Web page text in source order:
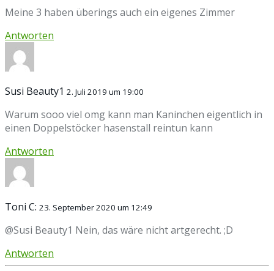
Meine 3 haben überings auch ein eigenes Zimmer
Antworten
Susi Beauty1 2. Juli 2019 um 19:00
Warum sooo viel omg kann man Kaninchen eigentlich in
einen Doppelstöcker hasenstall reintun kann
Antworten
Toni C: 23. September 2020 um 12:49
@Susi Beauty1 Nein, das wäre nicht artgerecht. ;D
Antworten